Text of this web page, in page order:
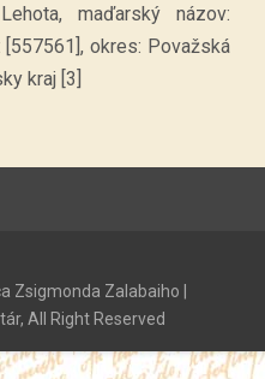
maďarský názov:
okres: Považská
kraj [3]
Zsigmonda Zalabaiho |
All Right Reserved